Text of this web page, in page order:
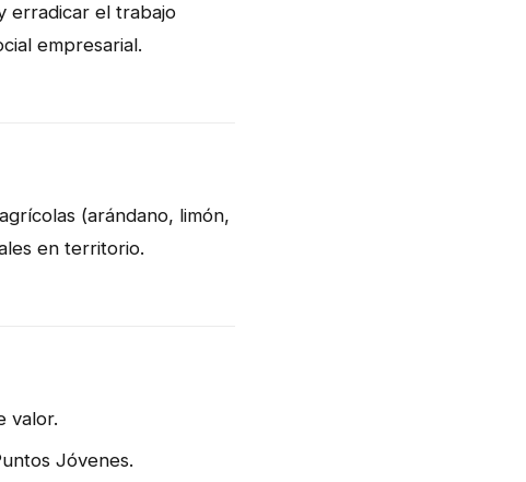
erradicar el trabajo
empresarial.
(arándano, limón,
en territorio.
valor.
Jóvenes.